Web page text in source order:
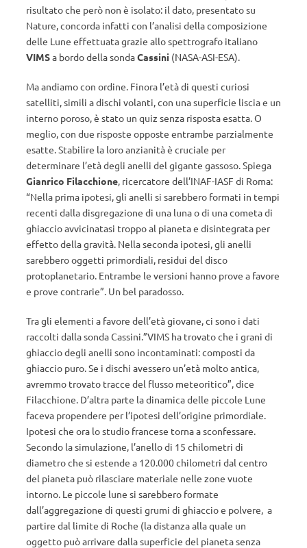
risultato che però non è isolato: il dato, presentato su
Nature, concorda infatti con l’analisi della composizione
delle Lune effettuata grazie allo spettrografo italiano
VIMSa bordo della sondaCassini (NASA-ASI-ESA).
Ma andiamo con ordine. Finora l’età di questi curiosi
satelliti, simili a dischi volanti, con una superficie liscia e un
interno poroso, è stato un quiz senza risposta esatta. O
meglio, con due risposte opposte entrambe parzialmente
esatte. Stabilire la loro anzianità è cruciale per
determinare l’età degli anelli del gigante gassoso. Spiega
Gianrico Filacchione, ricercatore dell’INAF-IASF di Roma:
“Nella prima ipotesi, gli anelli si sarebbero formati in tempi
recenti dalla disgregazione di una luna o di una cometa di
ghiaccio avvicinatasi troppo al pianeta e disintegrata per
effetto della gravità. Nella seconda ipotesi, gli anelli
sarebbero oggetti primordiali, residui del disco
protoplanetario. Entrambe le versioni hanno prove a favore
e prove contrarie”. Un bel paradosso.
Tra gli elementi a favore dell’età giovane, ci sono i dati
raccolti dalla sonda Cassini.”VIMS ha trovato che i grani di
ghiaccio degli anelli sono incontaminati: composti da
ghiaccio puro. Se i dischi avessero un’età molto antica,
avremmo trovato tracce del flusso meteoritico”, dice
Filacchione. D’altra parte la dinamica delle piccole Lune
faceva propendere per l’ipotesi dell’origine primordiale.
Ipotesi che ora lo studio francese torna a sconfessare.
Secondo la simulazione, l’anello di 15 chilometri di
diametro che si estende a 120.000 chilometri dal centro
del pianeta può rilasciare materiale nelle zone vuote
intorno. Le piccole lune si sarebbero formate
dall’aggregazione di questi grumi di ghiaccio e polvere, a
partire dal limite di Roche (la distanza alla quale un
oggetto può arrivare dalla superficie del pianeta senza